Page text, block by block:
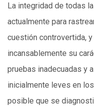
La integridad de todas
actualmente para
cuestión controvertida,
incansablemente su
pruebas inadecuadas y
inicialmente leves en
posible que se